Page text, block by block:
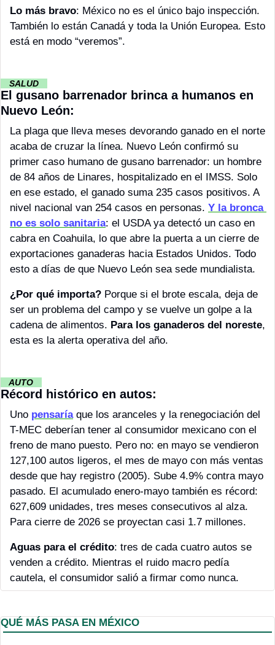
Lo más bravo: México no es el único bajo inspección.
También lo están Canadá y toda la Unión Europea. Esto
está en modo “veremos”.
SALUD
El gusano barrenador brinca a humanos en
Nuevo León:
La plaga que lleva meses devorando ganado en el norte
acaba de cruzar la línea. Nuevo León confirmó su
primer caso humano de gusano barrenador: un hombre
de 84 años de Linares, hospitalizado en el IMSS. Solo
en ese estado, el ganado suma 235 casos positivos. A
nivel nacional van 254 casos en personas. Y la bronca
no es solo sanitaria: el USDA ya detectó un caso en
cabra en Coahuila, lo que abre la puerta a un cierre de
exportaciones ganaderas hacia Estados Unidos. Todo
esto a días de que Nuevo León sea sede mundialista.
¿Por qué importa? Porque si el brote escala, deja de
ser un problema del campo y se vuelve un golpe a la
cadena de alimentos. Para los ganaderos del noreste,
esta es la alerta operativa del año.
AUTO
Récord histórico en autos:
Uno pensaría que los aranceles y la renegociación del
T-MEC deberían tener al consumidor mexicano con el
freno de mano puesto. Pero no: en mayo se vendieron
127,100 autos ligeros, el mes de mayo con más ventas
desde que hay registro (2005). Sube 4.9% contra mayo
pasado. El acumulado enero-mayo también es récord:
627,609 unidades, tres meses consecutivos al alza.
Para cierre de 2026 se proyectan casi 1.7 millones.
Aguas para el crédito: tres de cada cuatro autos se
venden a crédito. Mientras el ruido macro pedía
cautela, el consumidor salió a firmar como nunca.
QUÉ MÁS PASA EN MÉXICO